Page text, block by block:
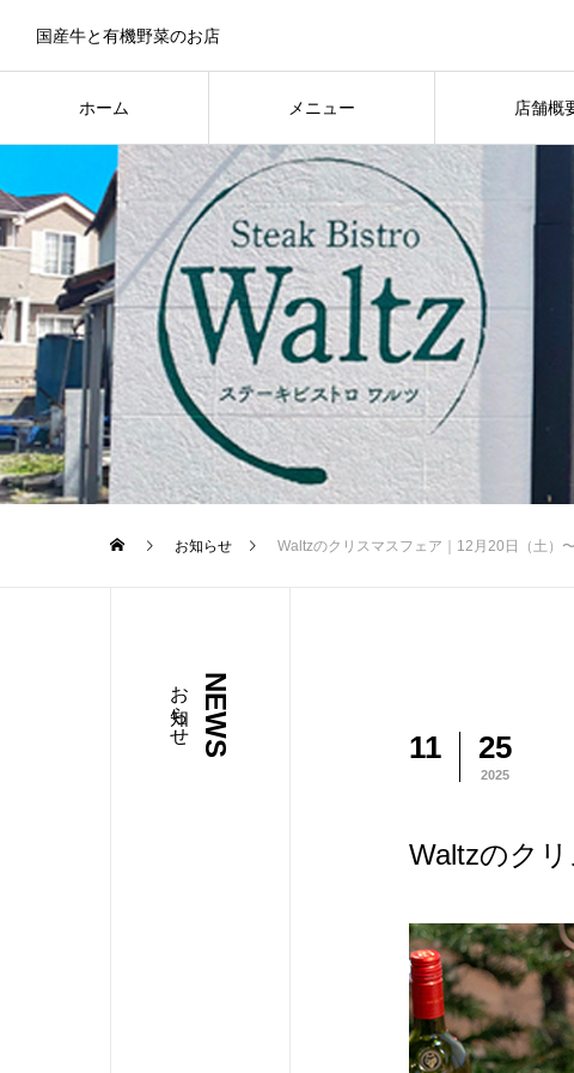
ホーム メニュー 店舗概
国産牛と有機野菜のお店
お知らせ Waltzのクリスマスフェア｜12月20日（土）〜
NEWS
お知らせ
11 25
2025
Waltzのク